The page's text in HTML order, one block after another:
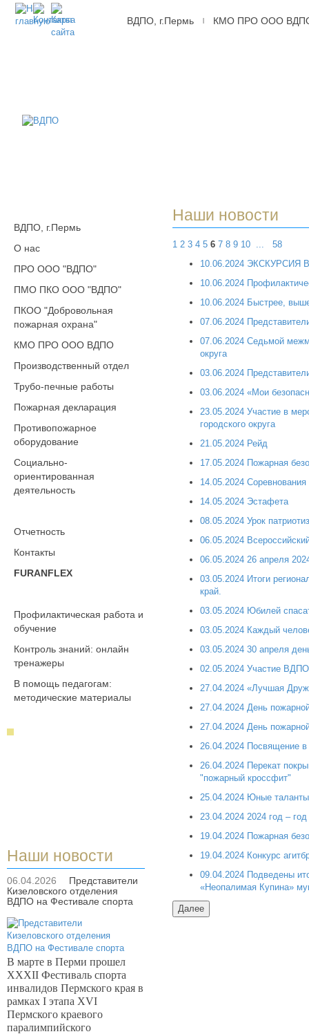
ВДПО, г.Пермь КМО ПРО ООО
ВДПО, г.Пермь
О нас
ПРО ООО "ВДПО"
ПМО ПКО ООО "ВДПО"
ПКОО "Добровольная
пожарная охрана"
КМО ПРО ООО ВДПО
Производственный отдел
Трубо-печные работы
Пожарная декларация
Противопожарное
оборудование
Социально-
ориентированная
деятельность
Отчетность
Контакты
FURANFLEX
Профилактическая работа и
обучение
Контроль знаний: онлайн
тренажеры
В помощь педагогам:
методические материалы
Наши новости
06.04.2026
Представители
Кизеловского отделения
ВДПО на Фестивале спорта
В марте в Перми прошел
XXXII Фестиваль спорта
инвалидов Пермского края в
рамках I этапа XVI
Пермского краевого
паралимпийского
Наши новости
1 2 3 4 5 6 7 8 9 10 ...
58
10.06.2024
10.06.2024
10.06.2024 Быстрее,
07.06.2024
07.06.2024 Седьмой
округа
03.06.2024
03.06.2024 «Мои
23.05.2024 Участие в
городского округа
21.05.2024 Рейд
17.05.2024 Пожарная
14.05.2024
14.05.2024 Эстафета
08.05.2024 Урок
06.05.2024
06.05.2024 26 апреля
03.05.2024 Итоги
край.
03.05.2024 Юбилей
03.05.2024 Каждый
03.05.2024 30 апреля
02.05.2024 Участие
27.04.2024 «Лучшая
27.04.2024 День
27.04.2024 День
26.04.2024 Посвящение
26.04.2024 Перекат
"пожарный кроссфит"
25.04.2024 Юные таланты
23.04.2024 2024 год –
19.04.2024 Пожарная
19.04.2024 Конкурс
09.04.2024 Подведены
«Неопалимая Купина»